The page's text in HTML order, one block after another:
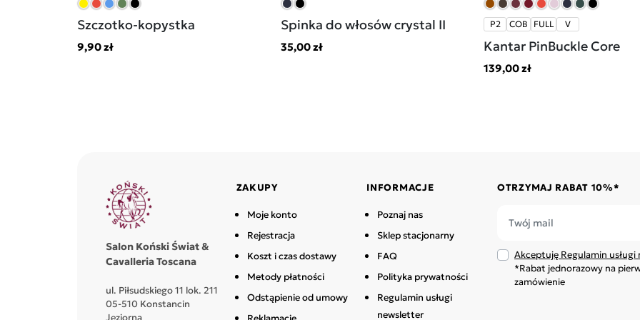
Szczotko-kopystka
9,90 zł
Spinka do włosów crystal II
35,00 zł
P2 COB FULL V
Kantar PinBuckle Core
139,00 zł
Salon Koński Świat &
Cavalleria Toscana
ul. Piłsudskiego 11 lok. 211
05-510 Konstancin
Jeziorna
ZAKUPY
Moje konto
Rejestracja
Koszt i czas dostawy
Metody płatności
Odstąpienie od umowy
INFORMACJE
Poznaj nas
Sklep stacjonarny
FAQ
Polityka prywatności
Regulamin usługi
newsletter
OTRZYMAJ RABAT 10%*
Akceptuję Regulamin usługi
*Rabat jednorazowy na
zamówienie